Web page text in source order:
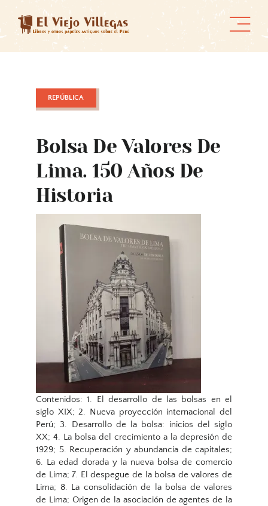
content
REPÚBLICA
Bolsa De Valores De
Lima. 150 Años De
Historia
Contenidos: 1. El desarrollo de las bolsas en el
siglo XIX; 2. Nueva proyección internacional del
Perú; 3. Desarrollo de la bolsa: inicios del siglo
XX; 4. La bolsa del crecimiento a la depresión de
1929; 5. Recuperación y abundancia de capitales;
6. La edad dorada y la nueva bolsa de comercio
de Lima; 7. El despegue de la bolsa de valores de
Lima; 8. La consolidación de la bolsa de valores
de Lima; Origen de la asociación de agentes de la